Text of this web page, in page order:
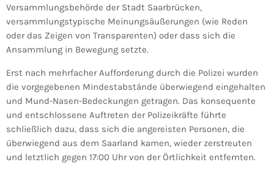
Versammlungsbehörde der Stadt Saarbrücken,
versammlungstypische Meinungsäußerungen (wie Reden
oder das Zeigen von Transparenten) oder dass sich die
Ansammlung in Bewegung setzte.
Erst nach mehrfacher Aufforderung durch die Polizei wurden
die vorgegebenen Mindestabstände überwiegend eingehalten
und Mund-Nasen-Bedeckungen getragen. Das konsequente
und entschlossene Auftreten der Polizeikräfte führte
schließlich dazu, dass sich die angereisten Personen, die
überwiegend aus dem Saarland kamen, wieder zerstreuten
und letztlich gegen 17:00 Uhr von der Örtlichkeit entfernten.